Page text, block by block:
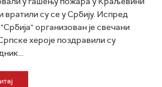
вратили су се у Србију. Испред
организован је свечани
хероје поздравили су